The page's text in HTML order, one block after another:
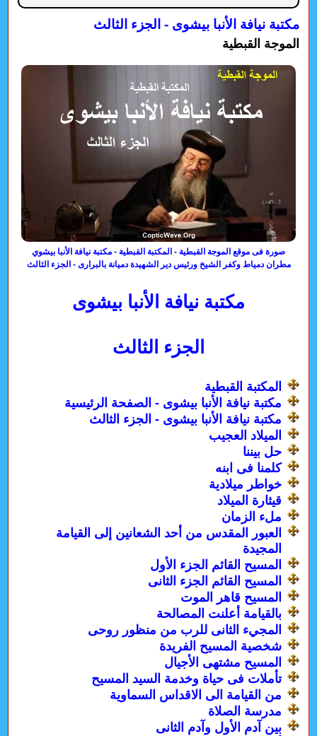
مكتبة نيافة الأنبا بيشوى - الجزء الثالث
الموجة القبطية
صورة فى موقع الموجة القبطية - المكتبة القبطية - مكتبة نيافة الأنبا بيشوي
مطران دمياط وكفر الشيخ ورئيس دير الشهيدة دميانة بالبرارى - الجزء الثالث
مكتبة نيافة الأنبا بيشوى
الجزء الثالث
المكتبة القبطية
مكتبة نيافة الأنبا بيشوى - الصفحة الرئيسية
مكتبة نيافة الأنبا بيشوى - الجزء الثالث
الميلاد العجيب
حل بيننا
كلمنا فى ابنه
خواطر ميلادية
قيثارة الميلاد
ملء الزمان
العبور المقدس من أحد الشعانين إلى القيامة
المجيدة
المسيح القائم الجزء الأول
المسيح القائم الجزء الثانى
المسيح قاهر الموت
بالقيامة أعلنت المصالحة
المجيء الثانى للرب من منظور روحى
شخصية المسيح الفريدة
المسيح مشتهى الأجيال
تأملات فى حياة وخدمة السيد المسيح
من القيامة الى الاقداس السماوية
مدرسة الصلاة
بين آدم الأول وآدم الثانى